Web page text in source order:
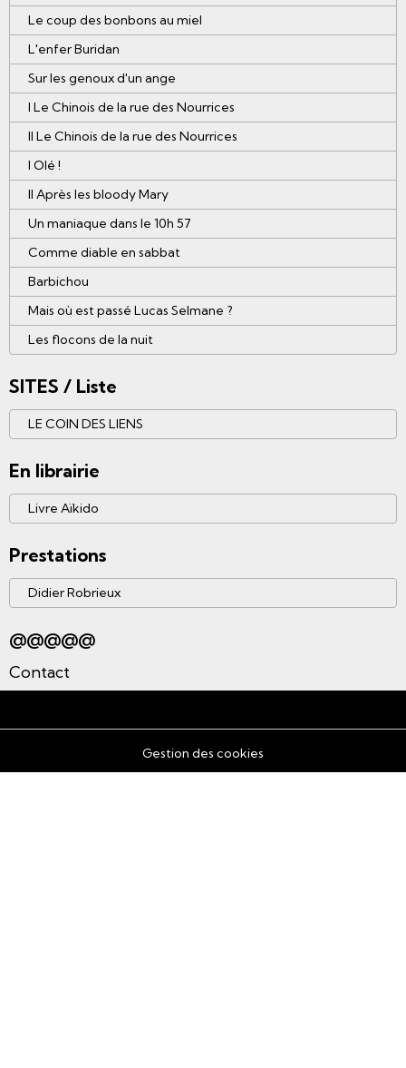
Le coup des bonbons au miel
L'enfer Buridan
Sur les genoux d'un ange
I Le Chinois de la rue des Nourrices
II Le Chinois de la rue des Nourrices
I Olé !
II Après les bloody Mary
Un maniaque dans le 10h 57
Comme diable en sabbat
Barbichou
Mais où est passé Lucas Selmane ?
Les flocons de la nuit
SITES / Liste
LE COIN DES LIENS
En librairie
Livre Aïkido
Prestations
Didier Robrieux
@@@@@
Contact
Gestion des cookies